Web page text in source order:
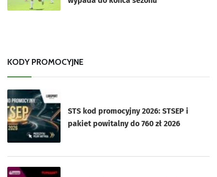
KODY PROMOCYJNE
STS kod promocyjny 2026: STSEP i
pakiet powitalny do 760 zł 2026